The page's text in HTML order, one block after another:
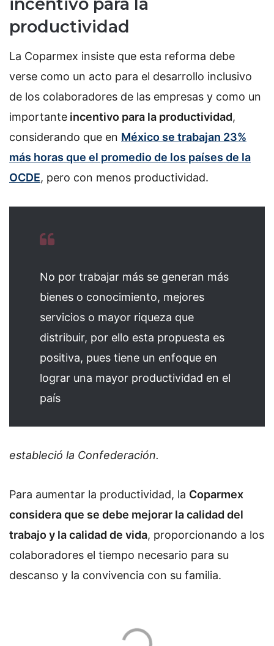
productividad
La Coparmex insiste que esta reforma debe
verse como un acto para el desarrollo inclusivo
de los colaboradores de las empresas y como un
importante incentivo para la productividad,
considerando que en México se trabajan 23%
más horas que el promedio de los países de la
OCDE, pero con menos productividad.
No por trabajar más se generan más
bienes o conocimiento, mejores
servicios o mayor riqueza que
distribuir, por ello esta propuesta es
positiva, pues tiene un enfoque en
lograr una mayor productividad en el
país
estableció la Confederación.
Para aumentar la productividad, la Coparmex
considera que se debe mejorar la calidad del
trabajo y la calidad de vida, proporcionando a los
colaboradores el tiempo necesario para su
descanso y la convivencia con su familia.